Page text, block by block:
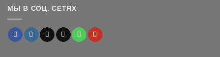
МЫ В СОЦ. СЕТЯХ